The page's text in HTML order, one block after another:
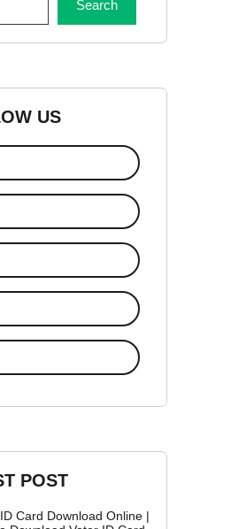
Search
US
POST
Card Download Online |